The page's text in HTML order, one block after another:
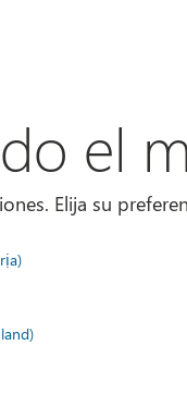
el
Elija su